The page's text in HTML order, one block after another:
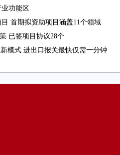
功能区
首期拟资助项目涵盖11个领域
已签项目协议28个
模式 进出口报关最快仅需一分钟